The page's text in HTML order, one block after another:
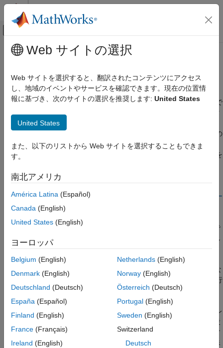
コンテンツへスキップ
オフキャンバス ナビゲーション メ
ドキュメンテーションのホーム
シミュレーション
シミュレーションの実行
シミュレーション マネージャーを使用した
項目一覧
シミュレーション マネージャーを開く
プロットの追加と設定
シミュレーション マネージャーの保存と読
み込み
メインコンテンツ
シミュレーション マネージャーを
使用した結果の解析
シミュレーション マネージャーを使用すると、逐次または並列で
複数のシミュレーションとその進捗を監視できます。パラメータ
ー、経過時間、診断といった、すべての実行の詳細を確認できま
す。シミュレーション マネージャーは、ログに記録された信号の
結果をシミュレーション データ インスペクター で解析して比較
するオプションを提供します。シミュレーション マネージャーを
parsimコマンドまたは
引数を
に設定して実行すると、シミュレーション マネージャ
ーが開きます。詳細については、
シミュレーション マネージャー
を参照してください。
タンクの寸法は、製品の生産の総コストに影響します。この例で
は、さまざまな値の幅と高さについて
の動作を観察し
ます。パラメーターの動作を解析することで、結果として
TotalCostが最も小さくなる とhの組み合わせを探します。こ
の設計の問題を解決するには、パラメーターA と
のさまざまな
値を使用して複数のシミュレーションを (並列または逐次で) 実行
します。
この例では、シミュレーション マネージャーを使用してシミュレ
ーションを解析し、連続攪拌タンク反応器のモデルを使用して設
計の問題を解決する方法を示します。反応器とは、製品を作成す
るためのさまざまな化学物質または化合物の混合に使用する特殊
Web サイトの選択
Web サイトを選択すると、翻訳されたコンテンツにアクセス
し、地域のイベントやサービスを確認できます。現在の位置情
報に基づき、次のサイトの選択を推奨します: United States
United States
また、以下のリストから Web サイトを選択することもできま
す。
南北アメリカ
América Latina (Español)
Canada (English)
United States (English)
ヨーロッパ
Belgium (English)
Denmark (English)
Deutschland (Deutsch)
España (Español)
Finland (English)
France (Français)
Ireland (English)
Netherlands(English)
Norway(English)
Österreich (Deutsch)
Portugal(English)
Sweden (English)
Switzerland
Deutsch